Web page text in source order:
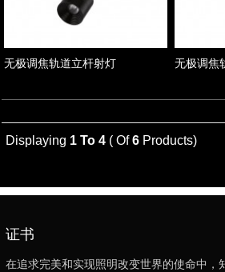
无极调焦轨道立杆射灯 无极调焦
Displaying 1 To 4( Of6Products)
证书
在追求完美和实现照明改变世界的使命中，